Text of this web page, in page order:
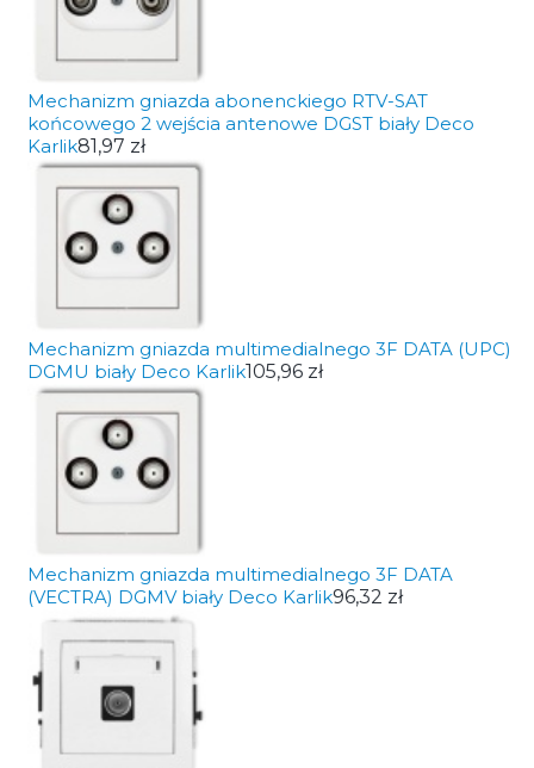
Mechanizm gniazda abonenckiego RTV-SAT
końcowego 2 wejścia antenowe DGST biały Deco
Karlik81,97 zł
Mechanizm gniazda multimedialnego 3F DATA (UPC)
DGMU biały Deco Karlik105,96 zł
Mechanizm gniazda multimedialnego 3F DATA
(VECTRA) DGMV biały Deco Karlik96,32 zł